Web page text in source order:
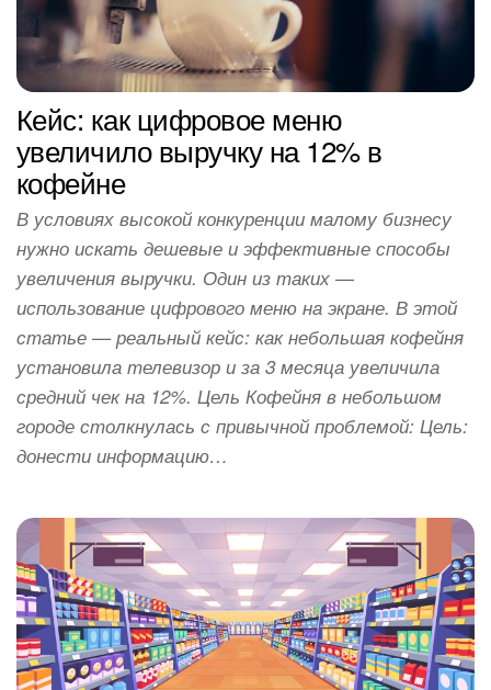
Кейс: как цифровое меню
увеличило выручку на 12% в
кофейне
В условиях высокой конкуренции малому бизнесу
нужно искать дешевые и эффективные способы
увеличения выручки. Один из таких —
использование цифрового меню на экране. В этой
статье — реальный кейс: как небольшая кофейня
установила телевизор и за 3 месяца увеличила
средний чек на 12%. Цель Кофейня в небольшом
городе столкнулась с привычной проблемой: Цель:
донести информацию…